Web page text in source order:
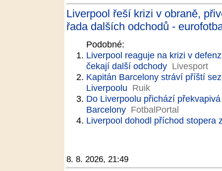
Liverpool řeší krizi v obraně,
řada dalších odchodů -
Podobné:
Liverpool reaguje na krizi v
čekají další odchody Livesport
Kapitán Barcelony stráví příští
Liverpoolu Ruik
Do Liverpoolu přichází
Barcelony FotbalPortal
Liverpool dohodl příchod stopera
8. 8. 2026, 21:49